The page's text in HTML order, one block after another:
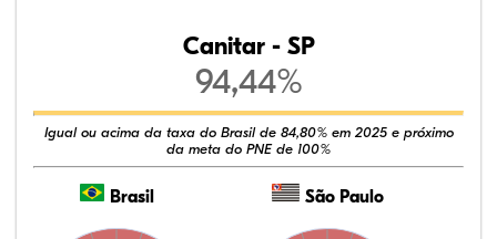
Canitar - SP
94,44%
Igual ou acima da taxa do Brasil de 84,80% em 2025 e próximo
da meta do PNE de 100%
Brasil São Paulo